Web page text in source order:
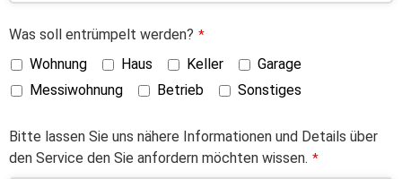
Was soll entrümpelt werden? *
Wohnung Haus Keller
Garage
Messiwohnung
Betrieb Sonstiges
Bitte lassen Sie uns nähere Informationen und Details über
den Service den Sie anfordern möchten wissen. *